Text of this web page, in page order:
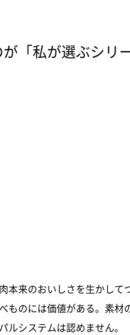
「私が選ぶシリ
本来のおいしさを生かして
ものには価値がある。素材
ルシステムは認めません。